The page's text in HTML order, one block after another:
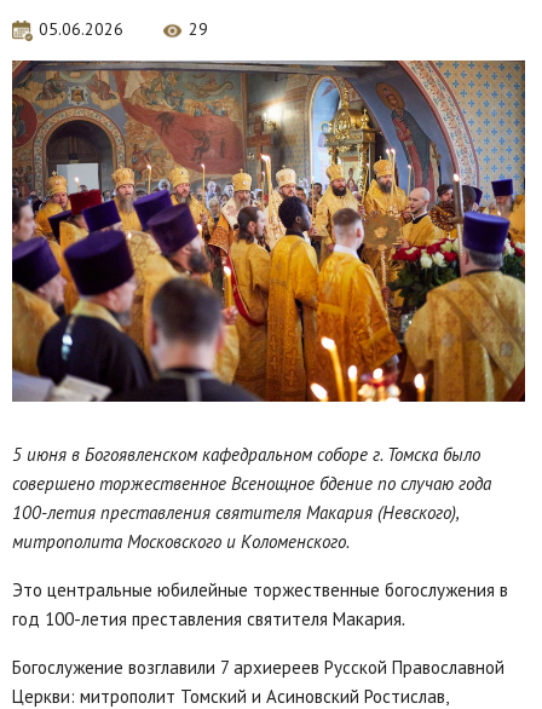
05.06.2026 29
5 июня в Богоявленском кафедральном соборе г. Томска было
совершено торжественное Всенощное бдение по случаю года
100-летия преставления святителя Макария (Невского),
митрополита Московского и Коломенского.
Это центральные юбилейные торжественные богослужения в
год 100-летия преставления святителя Макария.
Богослужение возглавили 7 архиереев Русской Православной
Церкви: митрополит Томский и Асиновский Ростислав,